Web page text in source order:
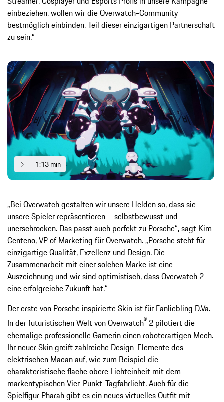
einbeziehen, wollen wir die Overwatch-Community
bestmöglich einbinden, Teil dieser einzigartigen Partnerschaft
zu sein.“
1:13 min
„Bei Overwatch gestalten wir unsere Helden so, dass sie
unsere Spieler repräsentieren – selbstbewusst und
unerschrocken. Das passt auch perfekt zu Porsche“, sagt Kim
Centeno, VP of Marketing für Overwatch. „Porsche steht für
einzigartige Qualität, Exzellenz und Design. Die
Zusammenarbeit mit einer solchen Marke ist eine
Auszeichnung und wir sind optimistisch, dass Overwatch 2
eine erfolgreiche Zukunft hat.“
Der erste von Porsche inspirierte Skin ist für Fanliebling D.Va.
In der futuristischen Welt von Overwatch® 2 pilotiert die
ehemalige professionelle Gamerin einen roboterartigen Mech.
Ihr neuer Skin greift zahlreiche Design-Elemente des
elektrischen Macan auf, wie zum Beispiel die
charakteristische flache obere Lichteinheit mit dem
markentypischen Vier-Punkt-Tagfahrlicht. Auch für die
Spielfigur Pharah gibt es ein neues virtuelles Outfit mit